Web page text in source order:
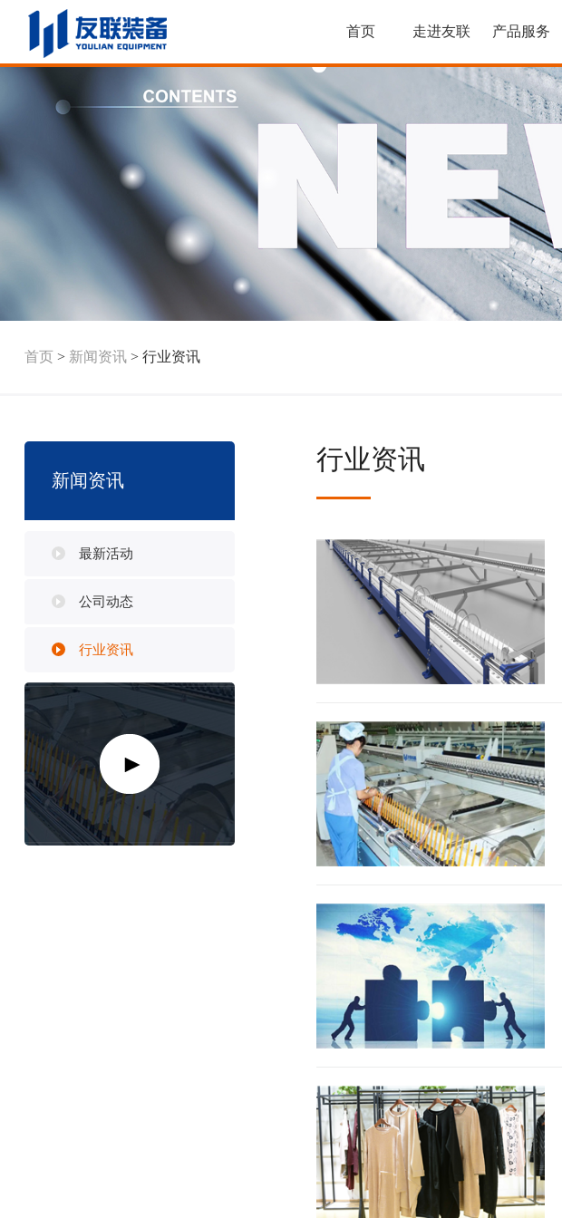
首页 走进友联 产品服务
首页> 新闻资讯> 行业资讯
新闻资讯
最新活动
公司动态
行业资讯
行业资讯